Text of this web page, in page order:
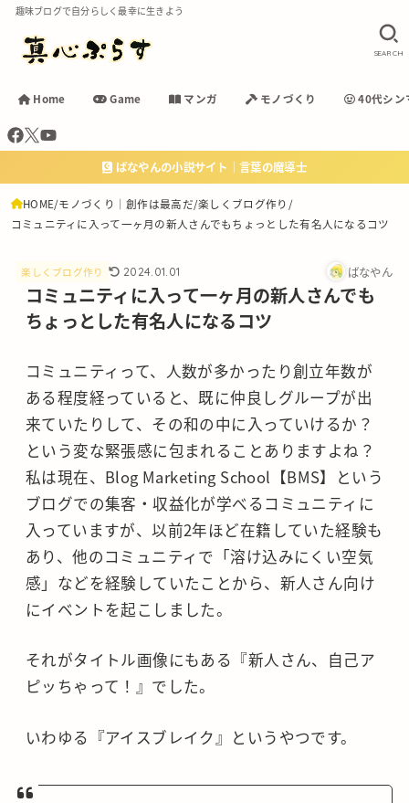
趣味ブログで自分らしく最幸に生きよう
Home Game マンガ モノづくり 40代シン
SEARCH
ばなやんの小説サイト｜言葉の魔導士
HOME モノづくり｜創作は最高だ 楽しくブログ作り
コミュニティに入って一ヶ月の新人さんでもちょっとした有名人になるコツ
楽しくブログ作り 2024.01.01 ばなやん
コミュニティに入って一ヶ月の新人さんでも
ちょっとした有名人になるコツ
コミュニティって、人数が多かったり創立年数が
ある程度経っていると、既に仲良しグループが出
来ていたりして、その和の中に入っていけるか？
という変な緊張感に包まれることありますよね？
私は現在、Blog Marketing School【BMS】という
ブログでの集客・収益化が学べるコミュニティに
入っていますが、以前2年ほど在籍していた経験も
あり、他のコミュニティで「溶け込みにくい空気
感」などを経験していたことから、新人さん向け
にイベントを起こしました。
それがタイトル画像にもある『新人さん、自己ア
ピッちゃって！』でした。
いわゆる『アイスブレイク』というやつです。